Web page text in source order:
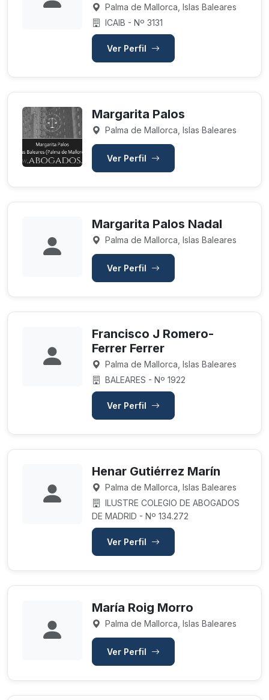
Palma de Mallorca, Islas Baleares
ICAIB - Nº 3131
Ver Perfil
Margarita Palos
Palma de Mallorca, Islas Baleares
Ver Perfil
Margarita Palos Nadal
Palma de Mallorca, Islas Baleares
Ver Perfil
Francisco J Romero-
Ferrer Ferrer
Palma de Mallorca, Islas Baleares
BALEARES - Nº 1922
Ver Perfil
Henar Gutiérrez Marín
Palma de Mallorca, Islas Baleares
ILUSTRE COLEGIO DE ABOGADOS
DE MADRID - Nº 134.272
Ver Perfil
María Roig Morro
Palma de Mallorca, Islas Baleares
Ver Perfil